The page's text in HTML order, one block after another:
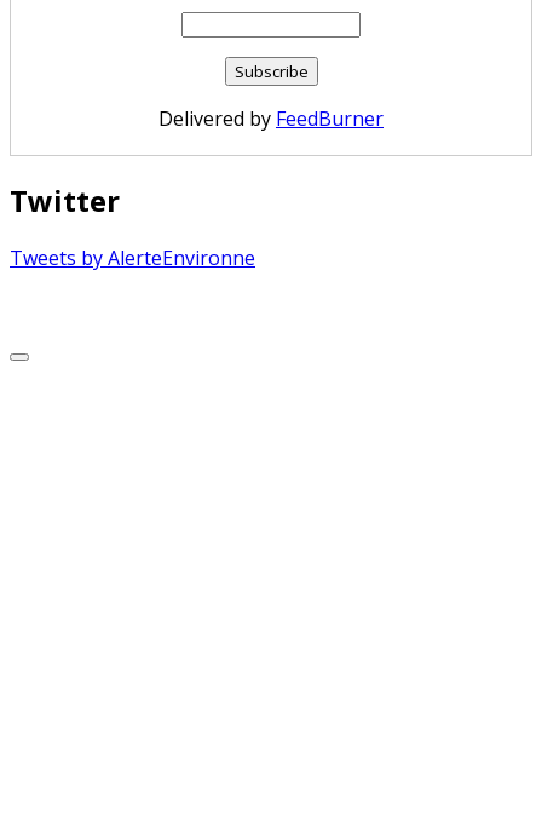
Delivered by FeedBurner
Twitter
Tweets by AlerteEnvironne
Scroll